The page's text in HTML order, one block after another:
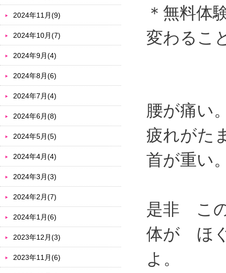
＊無料
変わるこ
腰が痛い
疲れがた
首が重
是非 こ
体が ほ
よ。
2024年11月(9)
2024年10月(7)
2024年9月(4)
2024年8月(6)
2024年7月(4)
2024年6月(8)
2024年5月(5)
2024年4月(4)
2024年3月(3)
2024年2月(7)
2024年1月(6)
2023年12月(3)
2023年11月(6)